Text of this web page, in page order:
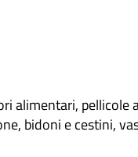
alimentari,
bidoni e cestini,